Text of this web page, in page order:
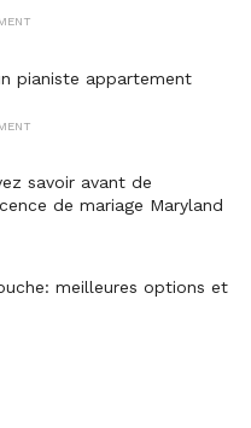
pianiste appartement
savoir avant de
de mariage Maryland
meilleures options et